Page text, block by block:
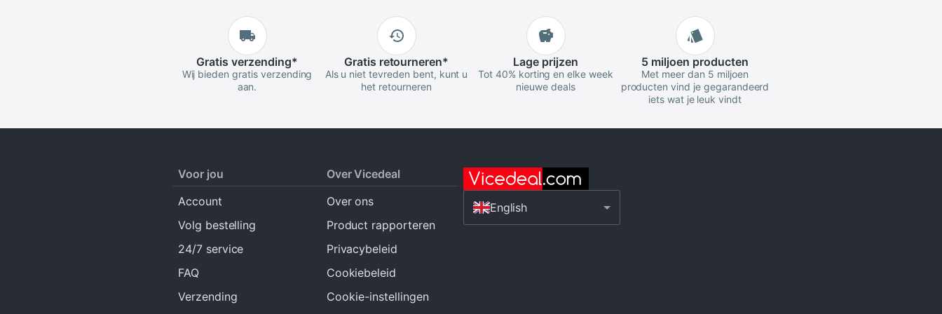
Gratis verzending*
Wij bieden gratis verzending
aan.
Gratis retourneren*
Als u niet tevreden bent, kunt u
het retourneren
Lage prijzen
Tot 40% korting en elke week
nieuwe deals
5 miljoen producten
Met meer dan 5 miljoen
producten vind je gegarandeerd
iets wat je leuk vindt
Voor jou
Account
Volg bestelling
24/7 service
FAQ
Verzending
Over Vicedeal
Over ons
Product rapporteren
Privacybeleid
Cookiebeleid
Cookie-instellingen
English